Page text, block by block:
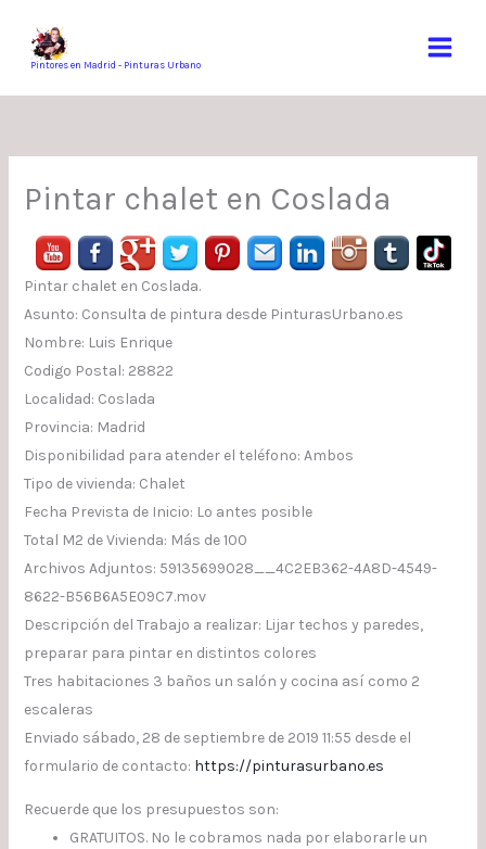
contenidoPintores en Madrid - Pinturas Urbano
Pintar chalet en Coslada
Pintar chalet en Coslada.
Asunto: Consulta de pintura desde PinturasUrbano.es
Nombre: Luis Enrique
Codigo Postal: 28822
Localidad: Coslada
Provincia: Madrid
Disponibilidad para atender el teléfono: Ambos
Tipo de vivienda: Chalet
Fecha Prevista de Inicio: Lo antes posible
Total M2 de Vivienda: Más de 100
Archivos Adjuntos: 59135699028__4C2EB362-4A8D-4549-
8622-B56B6A5E09C7.mov
Descripción del Trabajo a realizar: Lijar techos y paredes,
preparar para pintar en distintos colores
Tres habitaciones 3 baños un salón y cocina así como 2
escaleras
Enviado sábado, 28 de septiembre de 2019 11:55 desde el
formulario de contacto: https://pinturasurbano.es
Recuerde que los presupuestos son:
GRATUITOS. No le cobramos nada por elaborarle un